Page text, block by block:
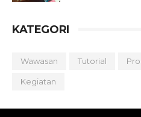
KATEGORI
Wawasan Tutorial
Kegiatan